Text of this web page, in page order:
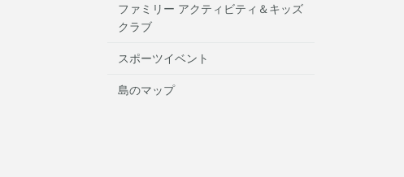
ファミリー アクティビティ＆キッズ
クラブ
スポーツイベント
島のマップ